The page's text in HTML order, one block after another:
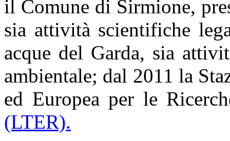
il Comune di Sirmione,
sia attività scientifiche
acque del Garda, sia
ambientale; dal 2011 la
ed Europea per le
(LTER).